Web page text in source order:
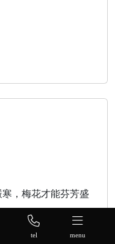
tel menu
寒，梅花才能芬芳盛
越えてこそ、